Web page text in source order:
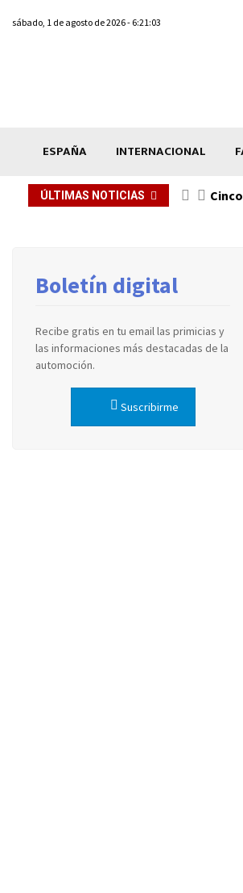
sábado, 1 de agosto de 2026 - 6:21:03
ESPAÑA INTERNACIONAL
ÚLTIMAS NOTICIAS
Boletín digital
Recibe gratis en tu email las primicias y
las informaciones más destacadas de la
automoción.
Suscribirme